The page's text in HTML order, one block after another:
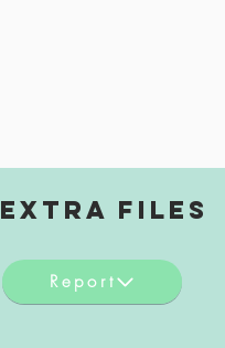
EXTRA FILES
Report